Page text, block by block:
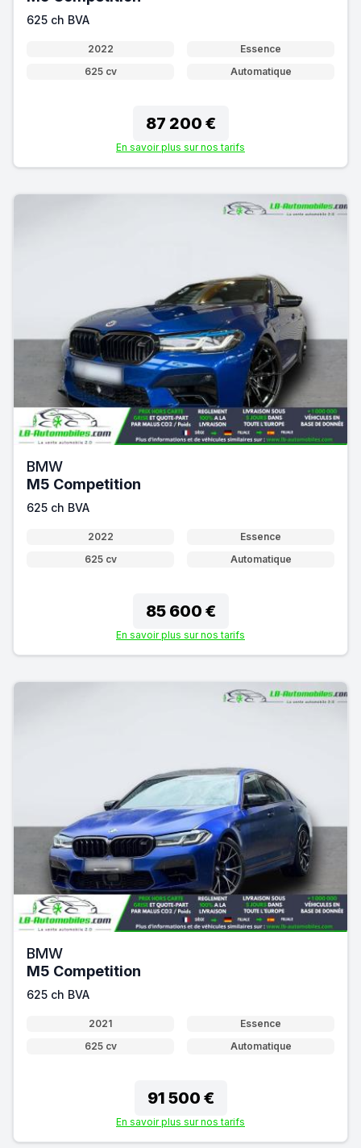
625 ch BVA
2022
Essence
625 cv
Automatique
87 200 €
En savoir plus sur nos tarifs
BMW
M5 Competition
625 ch BVA
2022
Essence
625 cv
Automatique
85 600 €
En savoir plus sur nos tarifs
BMW
M5 Competition
625 ch BVA
2021
Essence
625 cv
Automatique
91 500 €
En savoir plus sur nos tarifs